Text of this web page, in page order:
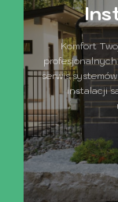
Komfort
serwis
instalacji